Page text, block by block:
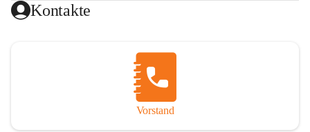
Kontakte
Vorstand